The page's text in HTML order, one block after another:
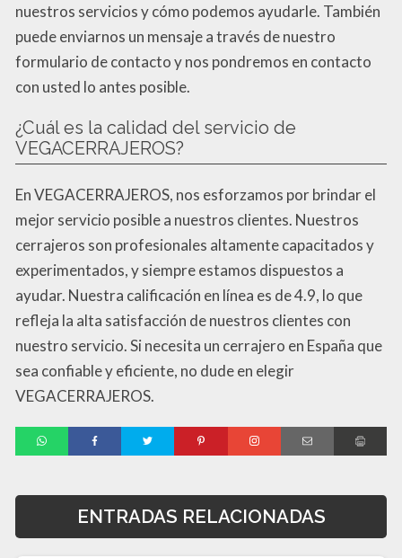
nuestros servicios y cómo podemos ayudarle. También
puede enviarnos un mensaje a través de nuestro
formulario de contacto y nos pondremos en contacto
con usted lo antes posible.
¿Cuál es la calidad del servicio de
VEGACERRAJEROS?
En VEGACERRAJEROS, nos esforzamos por brindar el
mejor servicio posible a nuestros clientes. Nuestros
cerrajeros son profesionales altamente capacitados y
experimentados, y siempre estamos dispuestos a
ayudar. Nuestra calificación en línea es de 4.9, lo que
refleja la alta satisfacción de nuestros clientes con
nuestro servicio. Si necesita un cerrajero en España que
sea confiable y eficiente, no dude en elegir
VEGACERRAJEROS.
ENTRADAS RELACIONADAS